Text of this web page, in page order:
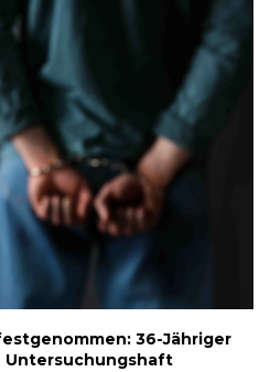
36-Jähriger
Untersuchungshaft